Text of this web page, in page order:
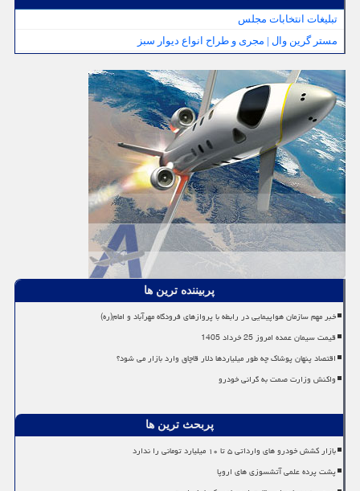
تبلیغات انتخابات مجلس
مستر گرین وال | مجری و طراح انواع دیوار سبز
پربیننده ترین ها
خبر مهم سازمان هواپیمایی در رابطه با پروازهای فرودگاه مهرآباد و امام(ره)
قیمت سیمان عمده امروز 25 خرداد 1405
اقتصاد پنهان پوشاک چه طور میلیاردها دلار قاچاق وارد بازار می شود؟
واکنش وزارت صمت به گرانی خودرو
پربحث ترین ها
بازار کشش خودرو های وارداتی ۵ تا ۱۰ میلیارد تومانی را ندارد
پشت پرده علمی آتشسوزی های اروپا